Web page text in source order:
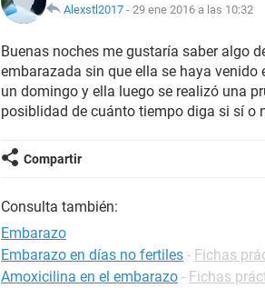
Alexstl2017 - 29 ene 2016 a las 10:32
Buenas noches me gustaría saber algo
embarazada sin que ella se haya
un domingo y ella luego se realizó una
posiblidad de cuánto tiempo diga si sí o
Compartir
Consulta también:
Embarazo
Embarazo en días no fertiles - Fichas
Amoxicilina en el embarazo - Fichas